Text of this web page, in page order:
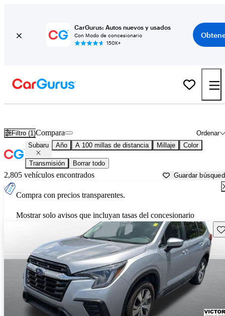
CarGurus: Autos nuevos y usados
Con Modo de concesionario
150K+
Filtro (1) Ordenar
Compara
Subaru Año A 100 millas de distancia Millaje Color
Transmisión Borrar todo
2,805 vehículos encontrados Guardar
Compra con precios transparentes.
Mostrar solo avisos que incluyan tasas del concesionario